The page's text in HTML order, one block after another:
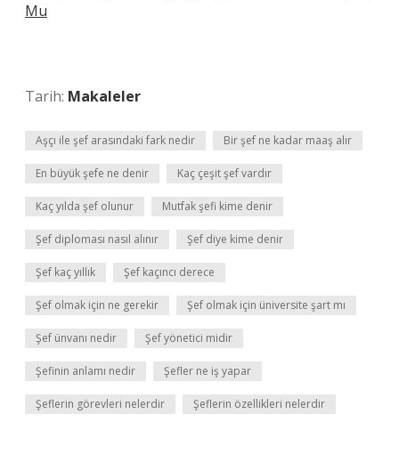
Mu
Tarih: Makaleler
Aşçı ile şef arasındaki fark nedir Bir şef ne kadar maaş alır
En büyük şefe ne denir Kaç çeşit şef vardır
Kaç yılda şef olunur Mutfak şefi kime denir
Şef diploması nasıl alınır Şef diye kime denir
Şef kaç yıllık Şef kaçıncı derece
Şef olmak için ne gerekir Şef olmak için üniversite şart mı
Şef ünvanı nedir Şef yönetici midir
Şefinin anlamı nedir Şefler ne iş yapar
Şeflerin görevleri nelerdir Şeflerin özellikleri nelerdir